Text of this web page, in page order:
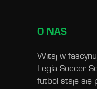
O NAS
Witaj w
Legia Soccer
futbol staje się